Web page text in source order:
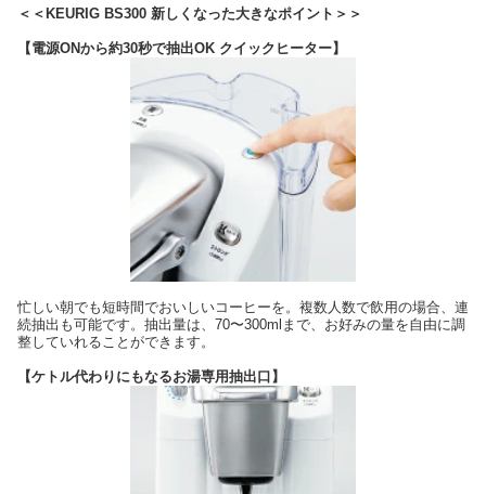
＜＜KEURIG BS300 新しくなった大きなポイント＞＞
【電源ONから約30秒で抽出OK クイックヒーター】
忙しい朝でも短時間でおいしいコーヒーを。複数人数で飲用の場合、連
続抽出も可能です。抽出量は、70〜300mlまで、お好みの量を自由に調
整していれることができます。
【ケトル代わりにもなるお湯専用抽出口】